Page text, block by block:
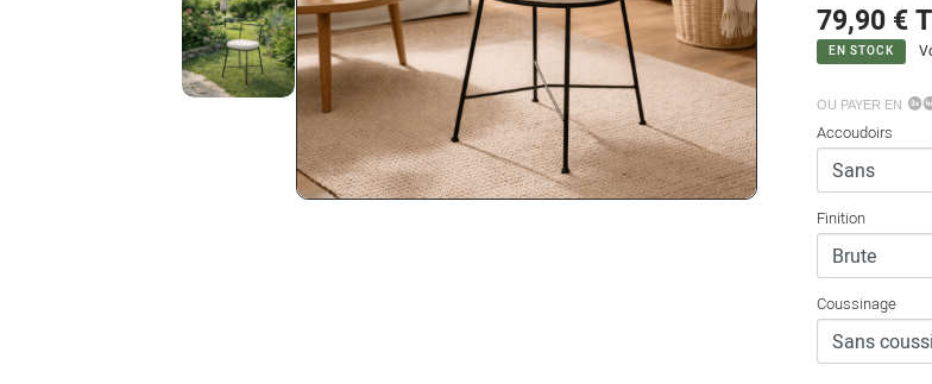
79,90 €
EN STOCK
OU PAYER EN
Accoudoirs
Finition
Coussinage